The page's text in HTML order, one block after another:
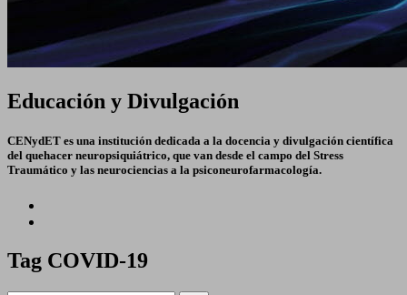
Educación y Divulgación
CENydET es una institución dedicada a la docencia y divulgación científica
del quehacer neuropsiquiátrico, que van desde el campo del Stress
Traumático y las neurociencias a la psiconeurofarmacología.
Tag COVID-19